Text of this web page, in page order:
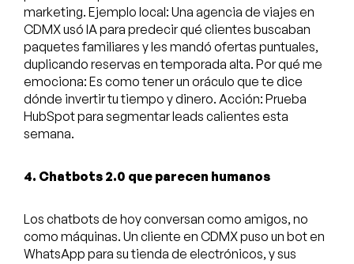
marketing. Ejemplo local: Una agencia de viajes en
CDMX usó IA para predecir qué clientes buscaban
paquetes familiares y les mandó ofertas puntuales,
duplicando reservas en temporada alta. Por qué me
emociona: Es como tener un oráculo que te dice
dónde invertir tu tiempo y dinero. Acción: Prueba
HubSpot para segmentar leads calientes esta
semana.
4. Chatbots 2.0 que parecen humanos
Los chatbots de hoy conversan como amigos, no
como máquinas. Un cliente en CDMX puso un bot en
WhatsApp para su tienda de electrónicos, y sus